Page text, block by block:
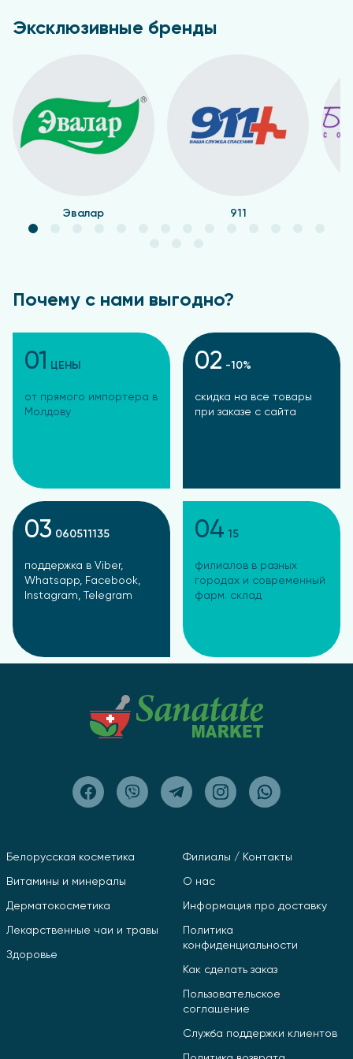
Эксклюзивные бренды
Эвалар 911
Почему с нами выгодно?
01 ЦЕНЫ
от прямого импортера в
Молдову
02 -10%
скидка на все товары
при заказе с сайта
03 060511135
поддержка в Viber,
Whatsapp, Facebook,
Instagram, Telegram
04 15
филиалов в разных
городах и современный
фарм. склад
Белорусская косметика
Витамины и минералы
Дерматокосметика
Лекарственные чаи и травы
Здоровье
Филиалы / Контакты
О нас
Информация про доставку
Политика
конфиденциальности
Как сделать заказ
Пользовательское
соглашение
Служба поддержки клиентов